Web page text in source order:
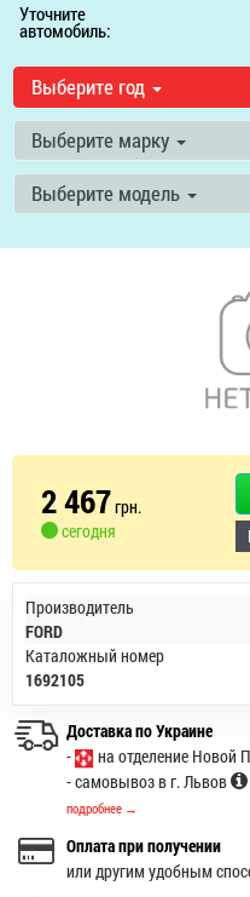
Уточните
автомобиль:
Выберите год
Выберите марку
Выберите модель
2 467грн.
сегодня
Производитель
FORD
Каталожный номер
1692105
Доставка по Украине
-
на отделение Новой
- самовывоз в г. Львов
подробнее →
Оплата при получении
или другим удобным